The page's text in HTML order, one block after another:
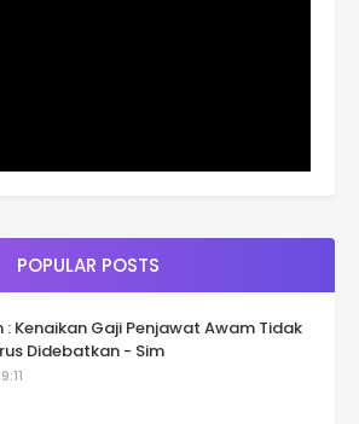
POPULAR POSTS
: Kenaikan Gaji Penjawat Awam Tidak
Didebatkan - Sim